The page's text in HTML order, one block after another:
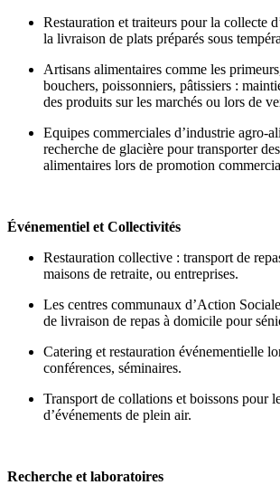
Restauration et traiteurs pour la collecte
la livraison de plats préparés sous
Artisans alimentaires comme les
bouchers, poissonniers, pâtissiers :
des produits sur les marchés ou lors de
Equipes commerciales d’industrie agro-
recherche de glacière pour transporter
alimentaires lors de promotion
Événementiel et Collectivités
Restauration collective : transport de
maisons de retraite, ou entreprises.
Les centres communaux d’Action
de livraison de repas à domicile pour
Catering et restauration événementielle
conférences, séminaires.
Transport de collations et boissons pour
d’événements de plein air.
Recherche et laboratoires